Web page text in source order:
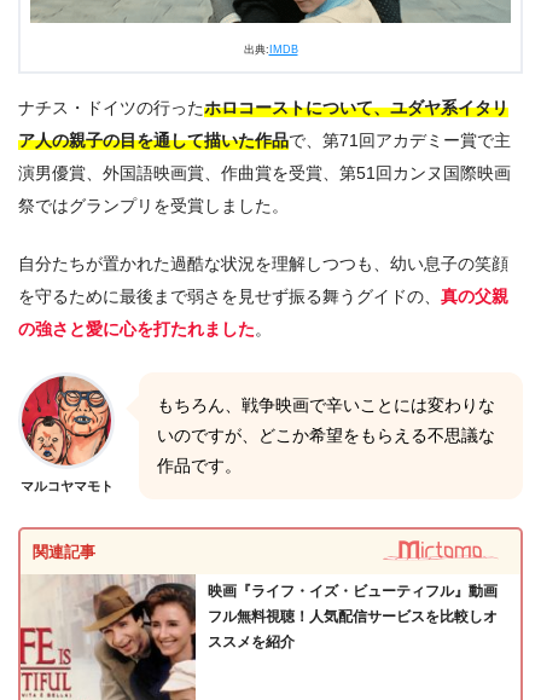
出典: IMDB
ナチス・ドイツの行ったホロコーストについて、ユダヤ系イタリ
ア人の親子の目を通して描いた作品で、第71回アカデミー賞で主
演男優賞、外国語映画賞、作曲賞を受賞、第51回カンヌ国際映画
祭ではグランプリを受賞しました。
自分たちが置かれた過酷な状況を理解しつつも、幼い息子の笑顔
を守るために最後まで弱さを見せず振る舞うグイドの、 真の父親
の強さと愛に心を打たれました。
マルコヤマモト
もちろん、戦争映画で辛いことには変わりな
いのですが、どこか希望をもらえる不思議な
作品です。
関連記事
映画『ライフ・イズ・ビューティフル』動画
フル無料視聴！人気配信サービスを比較しオ
ススメを紹介